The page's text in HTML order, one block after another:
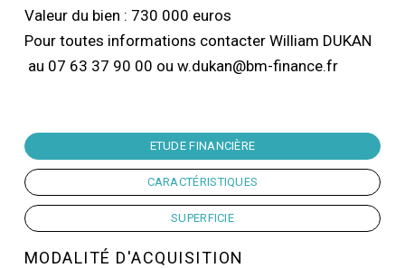
Valeur du bien : 730 000 euros
Pour toutes informations contacter William DUKAN
au 07 63 37 90 00 ou w.dukan@bm-finance.fr
ETUDE FINANCIÈRE
CARACTÉRISTIQUES
SUPERFICIE
MODALITÉ D'ACQUISITION